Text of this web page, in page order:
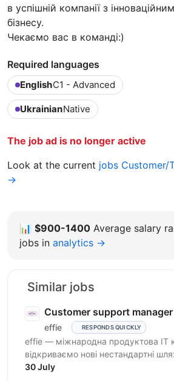
в успішній компанії з
бізнесу.
Чекаємо вас в команді:)
Required languages
EnglishC1 - Advanced
UkrainianNative
The job ad is no longer active
Look at the current jobs Customer/
→
📊 $900-1400 Average salary
jobs in analytics →
Similar jobs
Customer support manager
effie RESPONDS QUICKLY
effie — міжнародна продуктова IT
відкриваємо нові нестандартні
бізнес-викликів, надаючи
30 July